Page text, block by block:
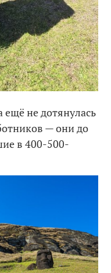
ещё не дотянулась
— они до
в 400-500-